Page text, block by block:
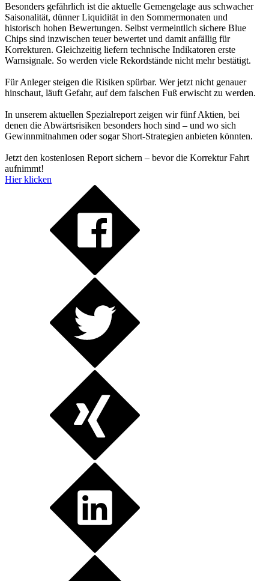
Besonders gefährlich ist die aktuelle Gemengelage aus schwacher
Saisonalität, dünner Liquidität in den Sommermonaten und
historisch hohen Bewertungen. Selbst vermeintlich sichere Blue
Chips sind inzwischen teuer bewertet und damit anfällig für
Korrekturen. Gleichzeitig liefern technische Indikatoren erste
Warnsignale. So werden viele Rekordstände nicht mehr bestätigt.
Für Anleger steigen die Risiken spürbar. Wer jetzt nicht genauer
hinschaut, läuft Gefahr, auf dem falschen Fuß erwischt zu werden.
In unserem aktuellen Spezialreport zeigen wir fünf Aktien, bei
denen die Abwärtsrisiken besonders hoch sind – und wo sich
Gewinnmitnahmen oder sogar Short-Strategien anbieten könnten.
Jetzt den kostenlosen Report sichern – bevor die Korrektur Fahrt
aufnimmt!
Hier klicken